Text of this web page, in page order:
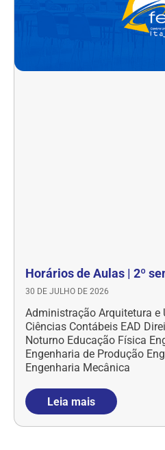
Horários de Aulas | 2º
30 DE JULHO DE 2026
Administração Arquitetura e
Ciências Contábeis EAD
Noturno Educação Física
Engenharia de Produção
Engenharia Mecânica
Leia mais